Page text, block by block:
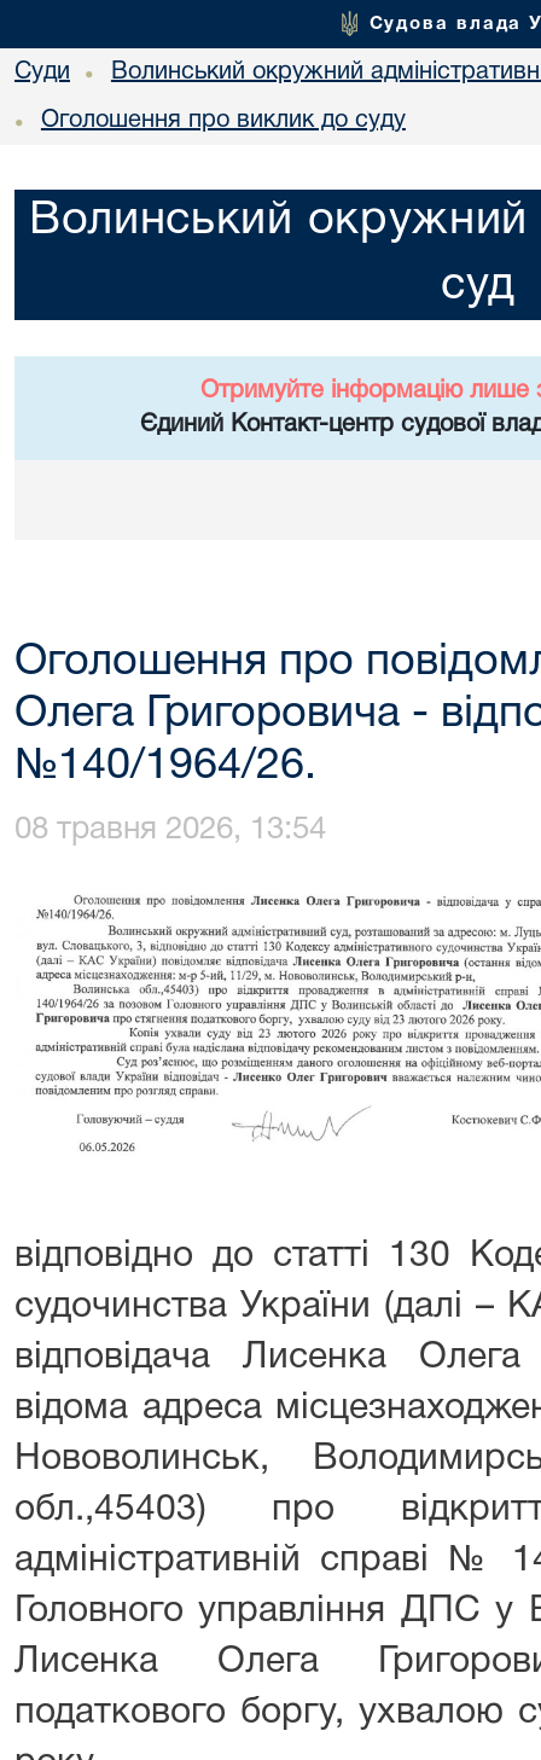
Судова влада
Суди • Волинський окружний
• Оголошення про виклик до суду
Волинський окружний
суд
Отримуйте інформацію лише
Єдиний Контакт-центр судової
Оголошення про
Олега Григоровича -
№140/1964/26.
08 травня 2026, 13:54
відповідно до статті 130
судочинства України (далі –
відповідача Лисенка
відома адреса
Нововолинськ,
обл.,45403) про
адміністративній справі №
Головного управління ДПС
Лисенка Олега
податкового боргу, ухвалою